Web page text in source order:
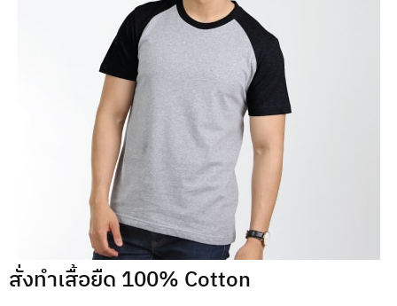
สั่งทำเสื้อยืด 100% Cotton